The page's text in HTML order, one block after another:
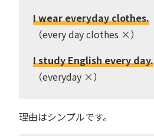
I wear everyday clothes.
（every day clothes ×）
I study English every day.
（everyday ×）
理由はシンプルです。